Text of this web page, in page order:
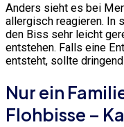
Anders sieht es bei
allergisch reagieren. In
den Biss sehr leicht
entstehen. Falls eine
entsteht, sollte
Nur ein
Flohbisse –